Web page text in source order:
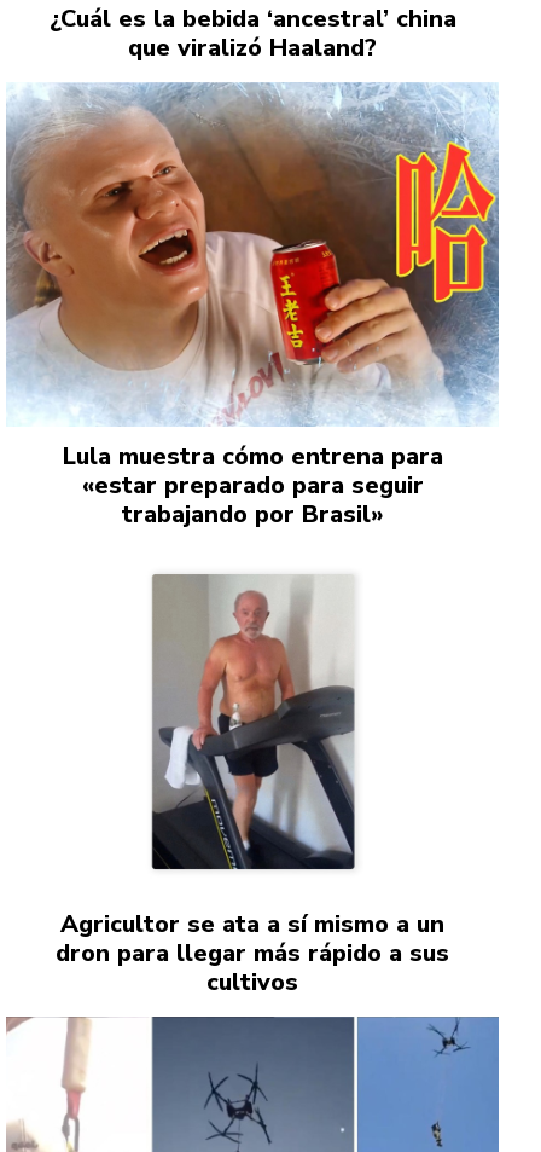
¿Cuál es la bebida ‘ancestral’ china
que viralizó Haaland?
Lula muestra cómo entrena para
«estar preparado para seguir
trabajando por Brasil»
Agricultor se ata a sí mismo a un
dron para llegar más rápido a sus
cultivos